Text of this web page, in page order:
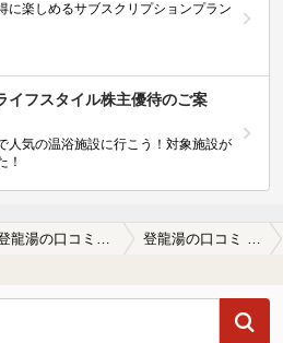
に楽しめるサブスクリプションプラン
イフスタイル株主優待のご案
人気の温浴施設に行こう！対象施設が
！
登龍湯の口コミ一覧 登龍湯の口コミ 何度も利用してますが、値段も大人500…